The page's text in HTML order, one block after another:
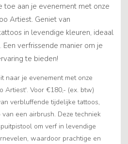
toe aan je evenement met onze
Artiest. Geniet van
in levendige kleuren, ideaal
verfrissende manier om je
te bieden!
naar je evenement met onze
Artiest'. Voor €180,- (ex. btw)
verbluffende tijdelijke tattoos,
een airbrush. Deze techniek
om verf in levendige
waardoor prachtige en